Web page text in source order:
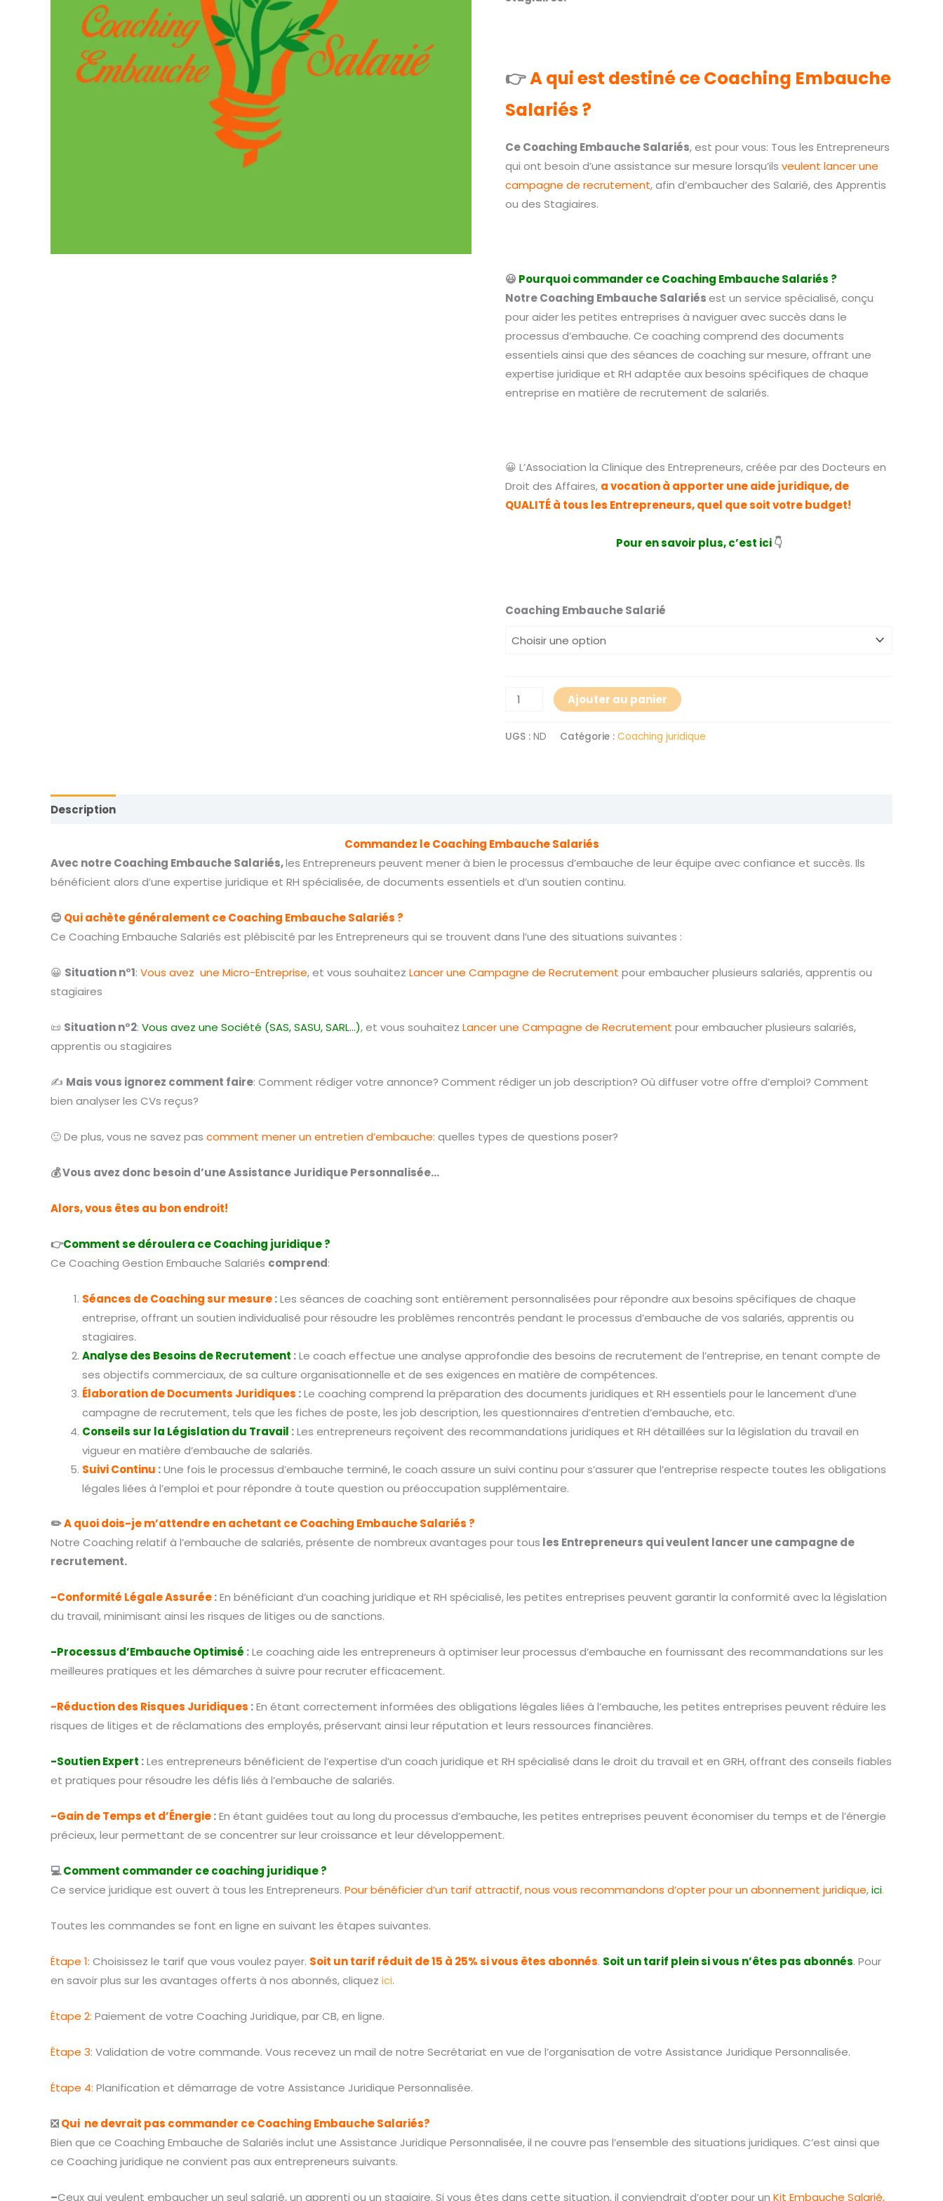
👉A qui est destiné ce Coaching Embauche
Salariés ?
Ce Coaching Embauche Salariés, est pour vous: Tous les Entrepreneurs
qui ont besoin d’une assistance sur mesure lorsqu’ils veulent lancer une
campagne de recrutement, afin d’embaucher des Salarié, des Apprentis
ou des Stagiaires.
😃 Pourquoi commander ce Coaching Embauche Salariés ?
Notre Coaching Embauche Salariésest un service spécialisé, conçu
pour aider les petites entreprises à naviguer avec succès dans le
processus d’embauche. Ce coaching comprend des documents
essentiels ainsi que des séances de coaching sur mesure, offrant une
expertise juridique et RH adaptée aux besoins spécifiques de chaque
entreprise en matière de recrutement de salariés.
😀 L’Association la Clinique des Entrepreneurs, créée par des Docteurs en
Droit des Affaires, a vocation à apporter une aide juridique, de
QUALITÉ à tous les Entrepreneurs, quel que soit votre budget!
Pour en savoir plus, c’est ici 👇
Coaching Embauche Salarié
Ajouter au panier
UGS : ND Catégorie : Coaching juridique
Description
Commandez le Coaching Embauche Salariés
Avec notre Coaching Embauche Salariés,les Entrepreneurs peuvent mener à bien le processus d’embauche de leur équipe avec confiance et succès. Ils
bénéficient alors d’une expertise juridique et RH spécialisée, de documents essentiels et d’un soutien continu.
😊 Qui achète généralement ce Coaching Embauche Salariés ?
Ce Coaching Embauche Salariés est plébiscité par les Entrepreneurs qui se trouvent dans l’une des situations suivantes :
😀 Situation n°1: Vous avez une Micro-Entreprise, et vous souhaitez Lancer une Campagne de Recrutement pour embaucher plusieurs salariés, apprentis ou
stagiaires
📜 Situation n°2: Vous avez une Société (SAS, SASU, SARL…), et vous souhaitez Lancer une Campagne de Recrutement pour embaucher plusieurs salariés,
apprentis ou stagiaires
✍️ Mais vous ignorez comment faire: Comment rédiger votre annonce? Comment rédiger un job description? Où diffuser votre offre d’emploi? Comment
bien analyser les CVs reçus?
🙂De plus, vous ne savez pas comment mener un entretien d’embauche: quelles types de questions poser?
💰Vous avez donc besoin d’une Assistance Juridique Personnalisée…
Alors, vous êtes au bon endroit!
👉Comment se déroulera ce Coaching juridique ?
Ce Coaching Gestion Embauche Salariés comprend:
Séances de Coaching sur mesure:Les séances de coaching sont entièrement personnalisées pour répondre aux besoins spécifiques de chaque
entreprise, offrant un soutien individualisé pour résoudre les problèmes rencontrés pendant le processus d’embauche de vos salariés, apprentis ou
stagiaires.
Analyse des Besoins de Recrutement :Le coach effectue une analyse approfondie des besoins de recrutement de l’entreprise, en tenant compte de
ses objectifs commerciaux, de sa culture organisationnelle et de ses exigences en matière de compétences.
Élaboration de Documents Juridiques :Le coaching comprend la préparation des documents juridiques et RH essentiels pour le lancement d’une
campagne de recrutement, tels que les fiches de poste, les job description, les questionnaires d’entretien d’embauche, etc.
Conseils sur la Législation du Travail :Les entrepreneurs reçoivent des recommandations juridiques et RH détaillées sur la législation du travail en
vigueur en matière d’embauche de salariés.
Suivi Continu :Une fois le processus d’embauche terminé, le coach assure un suivi continu pour s’assurer que l’entreprise respecte toutes les obligations
légales liées à l’emploi et pour répondre à toute question ou préoccupation supplémentaire.
✏️A quoi dois-je m’attendre en achetant ce Coaching Embauche Salariés ?
Notre Coaching relatif à l’embauche de salariés, présente de nombreux avantages pour tous les Entrepreneurs qui veulent lancer une campagne de
recrutement.
-Conformité Légale Assurée:En bénéficiant d’un coaching juridique et RH spécialisé, les petites entreprises peuvent garantir la conformité avec la législation
du travail, minimisant ainsi les risques de litiges ou de sanctions.
-Processus d’Embauche Optimisé :Le coaching aide les entrepreneurs à optimiser leur processus d’embauche en fournissant des recommandations sur les
meilleures pratiques et les démarches à suivre pour recruter efficacement.
-Réduction des Risques Juridiques :En étant correctement informées des obligations légales liées à l’embauche, les petites entreprises peuvent réduire les
risques de litiges et de réclamations des employés, préservant ainsi leur réputation et leurs ressources financières.
-Soutien Expert :Les entrepreneurs bénéficient de l’expertise d’un coach juridique et RH spécialisé dans le droit du travail et en GRH, offrant des conseils fiables
et pratiques pour résoudre les défis liés à l’embauche de salariés.
-Gain de Temps et d’Énergie:En étant guidées tout au long du processus d’embauche, les petites entreprises peuvent économiser du temps et de l’énergie
précieux, leur permettant de se concentrer sur leur croissance et leur développement.
💻Comment commander ce coaching juridique ?
Ce service juridique est ouvert à tous les Entrepreneurs. Pour bénéficier d’un tarif attractif, nous vous recommandons d’opter pour un abonnement juridique,ici.
Toutes les commandes se font en ligne en suivant les étapes suivantes.
Étape 1: Choisissez le tarif que vous voulez payer. Soit un tarif réduit de 15 à 25% si vous êtes abonnés. Soit un tarif plein si vous n’êtes pas abonnés. Pour
en savoir plus sur les avantages offerts à nos abonnés, cliquez ici.
Étape 2: Paiement de votre Coaching Juridique, par CB, en ligne.
Étape 3: Validation de votre commande. Vous recevez un mail de notre Secrétariat en vue de l’organisation de votre Assistance Juridique Personnalisée.
Étape 4: Planification et démarrage de votre Assistance Juridique Personnalisée.
❎Qui ne devrait pas commander ce Coaching Embauche Salariés?
Bien que ce Coaching Embauche de Salariés inclut une Assistance Juridique Personnalisée, il ne couvre pas l’ensemble des situations juridiques. C’est ainsi que
ce Coaching juridique ne convient pas aux entrepreneurs suivants.
–Ceux qui veulent embaucher un seul salarié, un apprenti ou un stagiaire. Si vous êtes dans cette situation, il conviendrait d’opter pour un Kit Embauche Salarié,